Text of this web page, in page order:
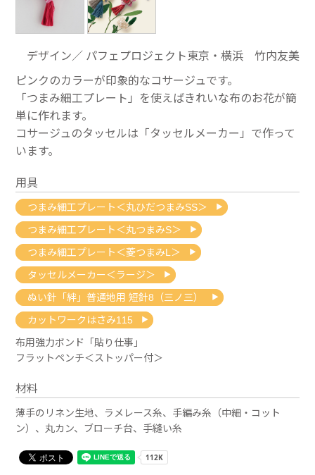
デザイン／ パフェプロジェクト東京・横浜 竹内友美
ピンクのカラーが印象的なコサージュです。
「つまみ細工プレート」を使えばきれいな布のお花が簡
単に作れます。
コサージュのタッセルは「タッセルメーカー」で作って
います。
用具
つまみ細工プレート＜丸ひだつまみSS＞
つまみ細工プレート＜丸つまみS＞
つまみ細工プレート＜菱つまみL＞
タッセルメーカー＜ラージ＞
ぬい針「絆」普通地用 短針8（三ノ三）
カットワークはさみ115
布用強力ボンド「貼り仕事」
フラットペンチ＜ストッパー付＞
材料
薄手のリネン生地、ラメレース糸、手編み糸（中細・コット
ン）、丸カン、ブローチ台、手縫い糸